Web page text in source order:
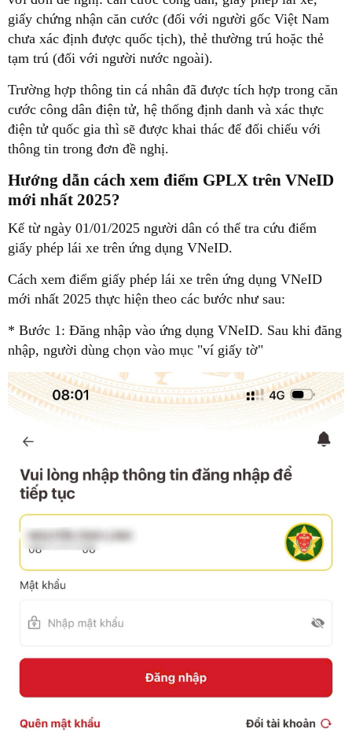
giấy chứng nhận căn cước (đối với người gốc Việt Nam
chưa xác định được quốc tịch), thẻ thường trú hoặc thẻ
tạm trú (đối với người nước ngoài).
Trường hợp thông tin cá nhân đã được tích hợp trong căn
cước công dân điện tử, hệ thống định danh và xác thực
điện tử quốc gia thì sẽ được khai thác để đối chiếu với
thông tin trong đơn đề nghị.
Hướng dẫn cách xem điểm GPLX trên VNeID
mới nhất 2025?
Kể từ ngày 01/01/2025 người dân có thể tra cứu điểm
giấy phép lái xe trên ứng dụng VNeID.
Cách xem điểm giấy phép lái xe trên ứng dụng VNeID
mới nhất 2025 thực hiện theo các bước như sau:
* Bước 1: Đăng nhập vào ứng dụng VNeID. Sau khi đăng
nhập, người dùng chọn vào mục "ví giấy tờ"